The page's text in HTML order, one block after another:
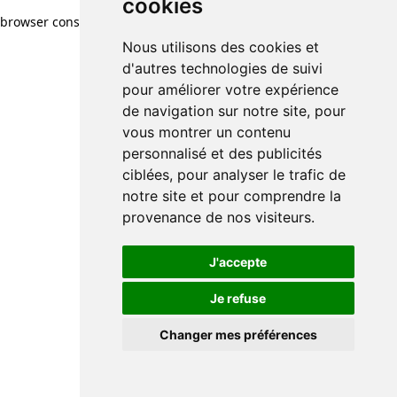
cookies
Nous utilisons des cookies et
d'autres technologies de suivi
pour améliorer votre expérience
de navigation sur notre site, pour
vous montrer un contenu
personnalisé et des publicités
ciblées, pour analyser le trafic de
notre site et pour comprendre la
provenance de nos visiteurs.
J'accepte
Je refuse
Changer mes préférences
browser console for more information)